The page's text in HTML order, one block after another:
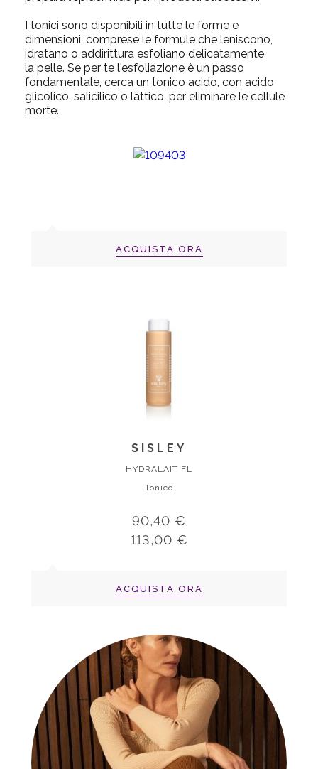
I tonici sono disponibili in tutte le forme e
dimensioni, comprese le formule che leniscono,
idratano o addirittura esfoliano delicatamente
la pelle. Se per te l'esfoliazione è un passo
fondamentale, cerca un tonico acido, con acido
glicolico, salicilico o lattico, per eliminare le cellule
morte.
ACQUISTA ORA
SISLEY
HYDRALAIT FL
Tonico
90,40 €
113,00 €
ACQUISTA ORA